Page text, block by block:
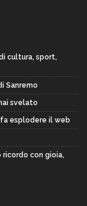
cultura, sport,
Sanremo
svelato
esplodere il web
ricordo con gioia,